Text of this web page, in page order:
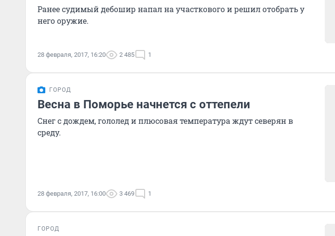
Ранее судимый дебошир напал на участкового и решил отобрать у
него оружие.
28 февраля, 2017, 16:20 2 485 1
ГОРОД
Весна в Поморье начнется с оттепели
Снег с дождем, гололед и плюсовая температура ждут северян в
среду.
28 февраля, 2017, 16:00 3 469 1
ГОРОД